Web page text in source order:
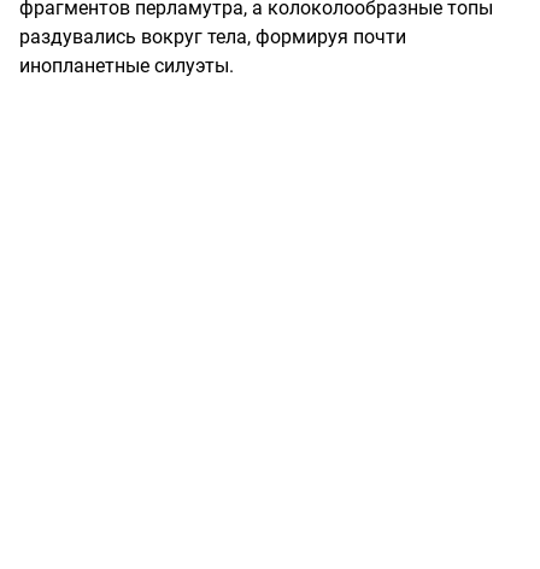
фрагментов перламутра, а колоколообразные топы
раздувались вокруг тела, формируя почти
инопланетные силуэты.